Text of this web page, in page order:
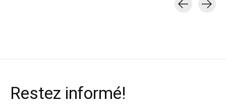
Restez informé!